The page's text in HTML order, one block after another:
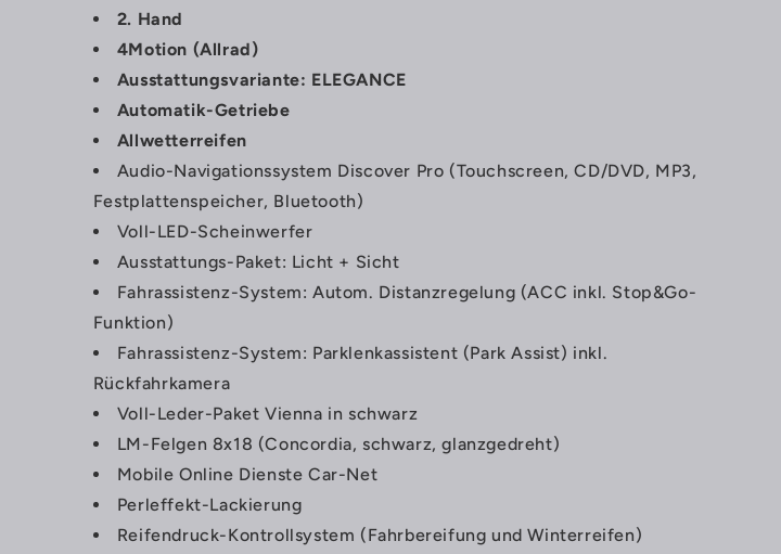
2. Hand
4Motion (Allrad)
Ausstattungsvariante: ELEGANCE
Automatik-Getriebe
Allwetterreifen
Audio-Navigationssystem Discover Pro (Touchscreen, CD/DVD, MP3,
Festplattenspeicher, Bluetooth)
Voll-LED-Scheinwerfer
Ausstattungs-Paket: Licht + Sicht
Fahrassistenz-System: Autom. Distanzregelung (ACC inkl. Stop&Go-
Funktion)
Fahrassistenz-System: Parklenkassistent (Park Assist) inkl.
Rückfahrkamera
Voll-Leder-Paket Vienna in schwarz
LM-Felgen 8x18 (Concordia, schwarz, glanzgedreht)
Mobile Online Dienste Car-Net
Perleffekt-Lackierung
Reifendruck-Kontrollsystem (Fahrbereifung und Winterreifen)